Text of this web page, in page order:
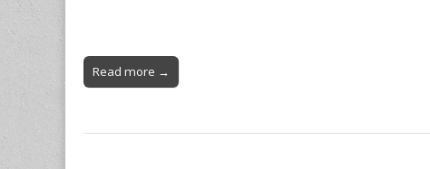
Read more →